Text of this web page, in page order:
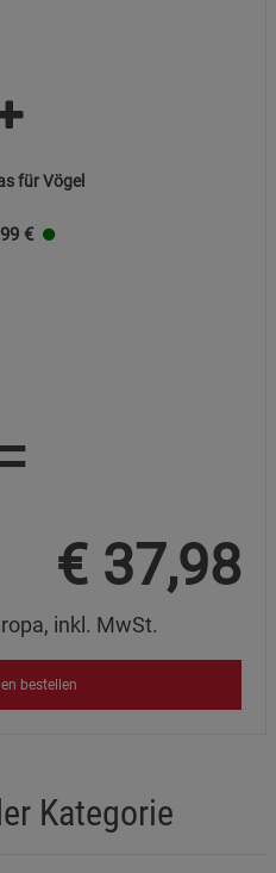
für Vögel
€
€ 37,98
inkl. MwSt.
bestellen
Kategorie